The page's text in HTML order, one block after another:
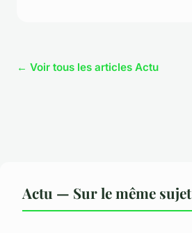
← Voir tous les articles Actu
Actu — Sur le même sujet